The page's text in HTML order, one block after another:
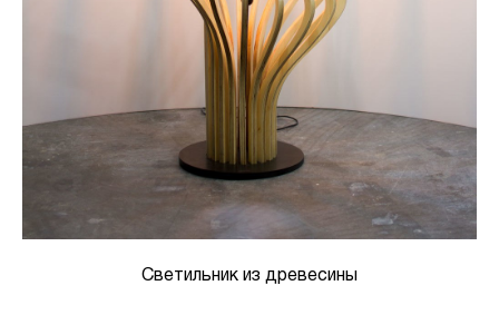
Светильник из древесины